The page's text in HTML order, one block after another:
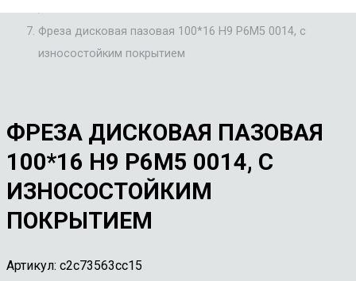
Фреза дисковая пазовая 100*16 Н9 Р6М5 0014, с
износостойким покрытием
ФРЕЗА ДИСКОВАЯ ПАЗОВАЯ
100*16 Н9 Р6М5 0014, С
ИЗНОСОСТОЙКИМ
ПОКРЫТИЕМ
Артикул: c2c73563cc15